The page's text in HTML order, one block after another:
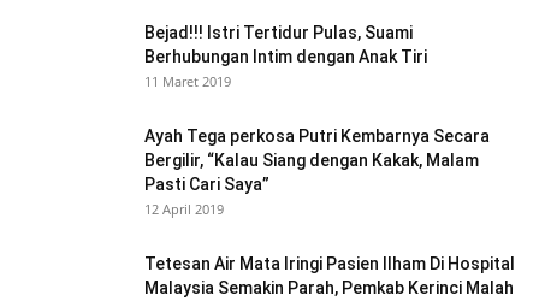
Bejad!!! Istri Tertidur Pulas, Suami
Berhubungan Intim dengan Anak Tiri
11 Maret 2019
Ayah Tega perkosa Putri Kembarnya Secara
Bergilir, “Kalau Siang dengan Kakak, Malam
Pasti Cari Saya”
12 April 2019
Tetesan Air Mata Iringi Pasien Ilham Di Hospital
Malaysia Semakin Parah, Pemkab Kerinci Malah